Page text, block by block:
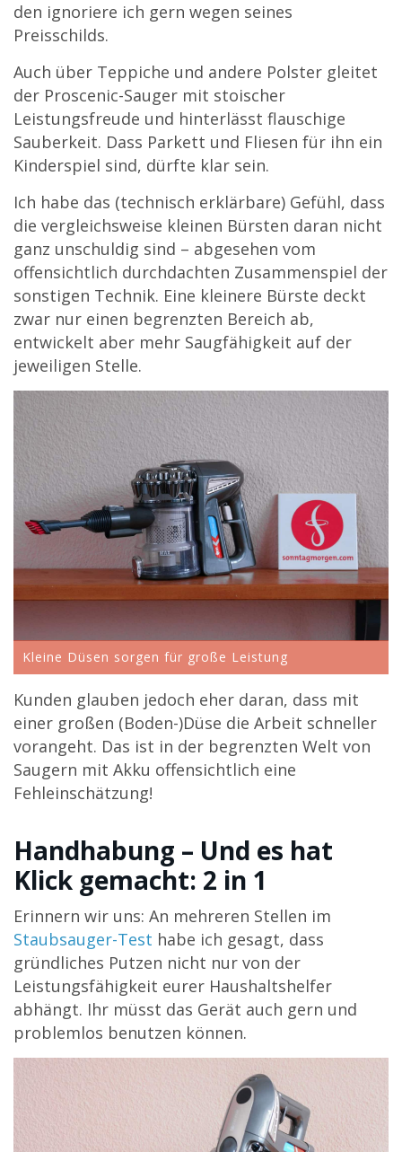
den ignoriere ich gern wegen seines
Preisschilds.
Auch über Teppiche und andere Polster gleitet
der Proscenic-Sauger mit stoischer
Leistungsfreude und hinterlässt flauschige
Sauberkeit. Dass Parkett und Fliesen für ihn ein
Kinderspiel sind, dürfte klar sein.
Ich habe das (technisch erklärbare) Gefühl, dass
die vergleichsweise kleinen Bürsten daran nicht
ganz unschuldig sind – abgesehen vom
offensichtlich durchdachten Zusammenspiel der
sonstigen Technik. Eine kleinere Bürste deckt
zwar nur einen begrenzten Bereich ab,
entwickelt aber mehr Saugfähigkeit auf der
jeweiligen Stelle.
Kleine Düsen sorgen für große Leistung
Kunden glauben jedoch eher daran, dass mit
einer großen (Boden-)Düse die Arbeit schneller
vorangeht. Das ist in der begrenzten Welt von
Saugern mit Akku offensichtlich eine
Fehleinschätzung!
Handhabung – Und es hat
Klick gemacht: 2 in 1
Erinnern wir uns: An mehreren Stellen im
Staubsauger-Test habe ich gesagt, dass
gründliches Putzen nicht nur von der
Leistungsfähigkeit eurer Haushaltshelfer
abhängt. Ihr müsst das Gerät auch gern und
problemlos benutzen können.